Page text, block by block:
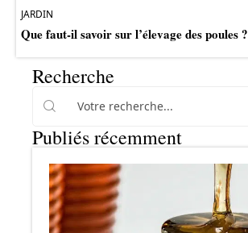
JARDIN
Que faut-il savoir sur l’élevage des poules ?
Recherche
Publiés récemment